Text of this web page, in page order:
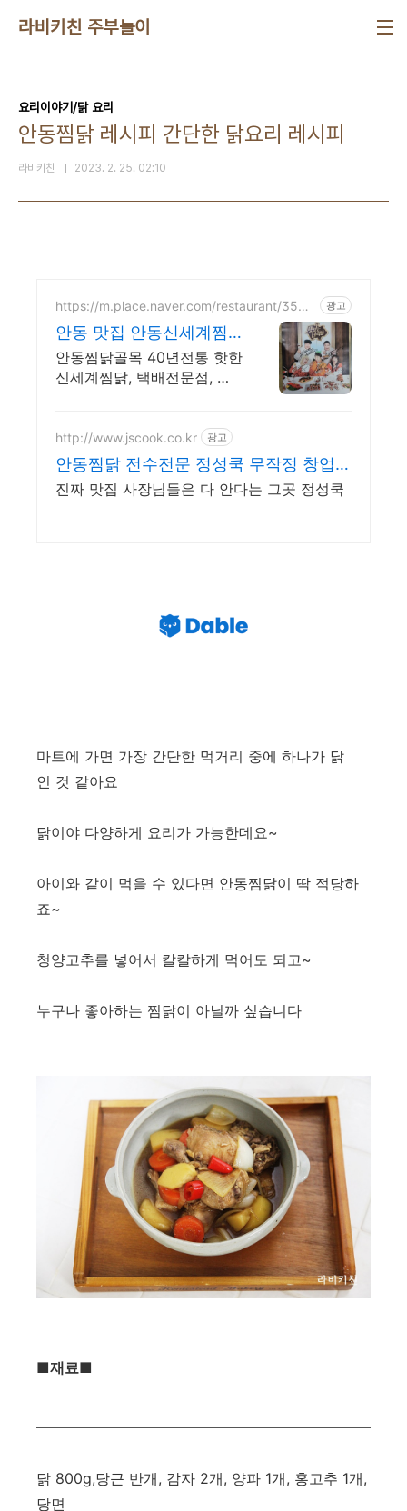
라비키친 주부놀이
요리이야기/닭 요리
안동찜닭 레시피 간단한 닭요리 레시피
라비키친 2023. 2. 25. 02:10
https://m.place.naver.com/restaurant/3553
광고
안동 맛집 안동신세계찜
닭 맛있는녀석들 치킨랩
소디 방영
안동찜닭골목 40년전통 핫한
신세계찜닭, 택배전문점, 안
http://www.jscook.co.kr 광고
안동찜닭 전수전문 정성쿡 무작정 창업은
이제 그만
진짜 맛집 사장님들은 다 안다는 그곳 정성쿡
마트에 가면 가장 간단한 먹거리 중에 하나가 닭
인 것 같아요
닭이야 다양하게 요리가 가능한데요~
아이와 같이 먹을 수 있다면 안동찜닭이 딱 적당하
죠~
청양고추를 넣어서 칼칼하게 먹어도 되고~
누구나 좋아하는 찜닭이 아닐까 싶습니다
​■재료■
닭 800g,당근 반개, 감자 2개, 양파 1개, 홍고추 1개,
당면